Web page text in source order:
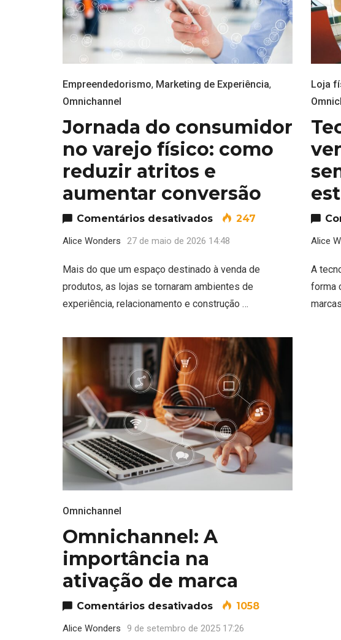
Empreendedorismo, Marketing de Experiência,
Omnichannel
Jornada do consumidor
no varejo físico: como
reduzir atritos e
aumentar conversão
Comentários desativadosem Jornada do
247
Alice Wonders 27 de maio de 2026 14:48
Mais do que um espaço destinado à venda de
produtos, as lojas se tornaram ambientes de
experiência, relacionamento e construção …
Loja
Alice
A
forma
Omnichannel
Omnichannel: A
importância na
ativação de marca
Comentários desativadosem Omnichannel: A
1058
Alice Wonders 9 de setembro de 2025 17:26
Most Popular Topics